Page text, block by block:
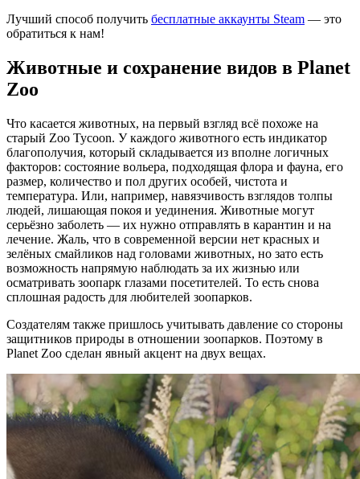
Лучший способ получить бесплатные аккаунты Steam — это
обратиться к нам!
Животные и сохранение видов в Planet
Zoo
Что касается животных, на первый взгляд всё похоже на
старый Zoo Tycoon. У каждого животного есть индикатор
благополучия, который складывается из вполне логичных
факторов: состояние вольера, подходящая флора и фауна, его
размер, количество и пол других особей, чистота и
температура. Или, например, навязчивость взглядов толпы
людей, лишающая покоя и уединения. Животные могут
серьёзно заболеть — их нужно отправлять в карантин и на
лечение. Жаль, что в современной версии нет красных и
зелёных смайликов над головами животных, но зато есть
возможность напрямую наблюдать за их жизнью или
осматривать зоопарк глазами посетителей. То есть снова
сплошная радость для любителей зоопарков.
Создателям также пришлось учитывать давление со стороны
защитников природы в отношении зоопарков. Поэтому в
Planet Zoo сделан явный акцент на двух вещах.